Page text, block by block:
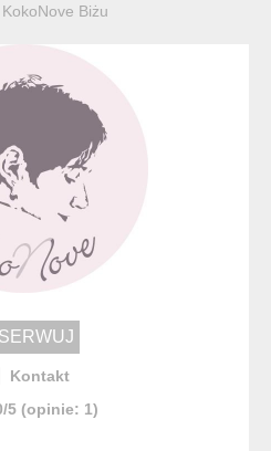
KokoNove Biżu
Kontakt
/5(opinie: 1)